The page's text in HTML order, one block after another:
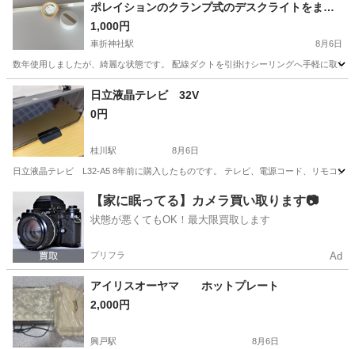
ポレイションのクランプ式のデスクライトをまと
めて
1,000円
車折神社駅 8月6日
数年使用しましたが、綺麗な状態です。 配線ダクトを引掛けシーリングへ手軽に取
京都 京都市 車折神社駅 生活家電
日立液晶テレビ 32V
0円
桂川駅 8月6日
日立液晶テレビ L32-A5 8年前に購入したものです。 テレビ、電源コード、リモコン
京都市 桂川駅 テレビ 年季
【家に眠ってる】カメラ買い取ります📷
状態が悪くてもOK！最大限買取します
プリフラ Ad
アイリスオーヤマ ホットプレート
2,000円
興戸駅 8月6日